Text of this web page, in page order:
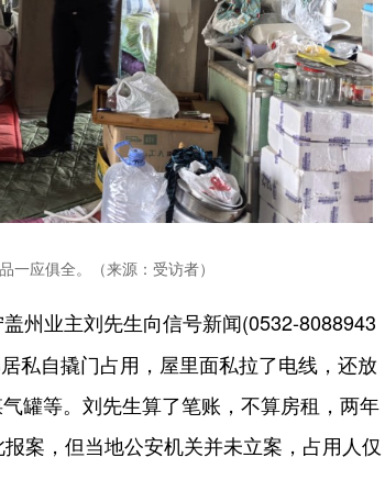
一应俱全。（来源：受访者）
州业主刘先生向信号新闻(0532-8088943
私自撬门占用，屋里面私拉了电线，还放
罐等。刘先生算了笔账，不算房租，两年
案，但当地公安机关并未立案，占用人仅